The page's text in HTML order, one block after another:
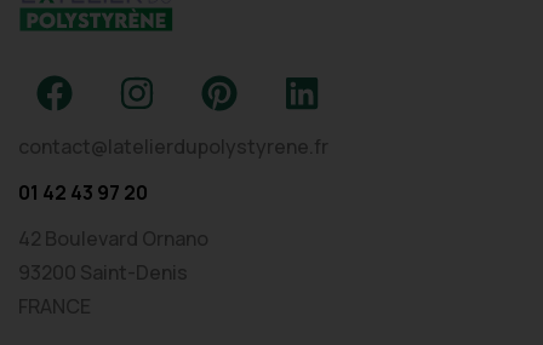
contact@latelierdupolystyrene.fr
01 42 43 97 20
42 Boulevard Ornano
93200 Saint-Denis
FRANCE